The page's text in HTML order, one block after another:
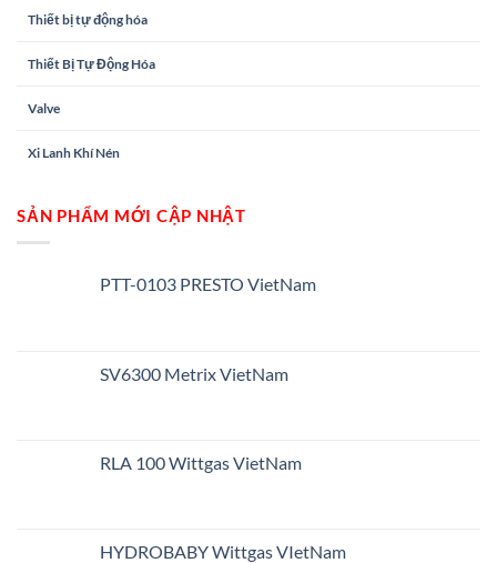
Thiết bị tự động hóa
Thiết Bị Tự Động Hóa
Valve
Xi Lanh Khí Nén
SẢN PHẨM MỚI CẬP NHẬT
PTT-0103 PRESTO VietNam
SV6300 Metrix VietNam
RLA 100 Wittgas VietNam
HYDROBABY Wittgas VIetNam